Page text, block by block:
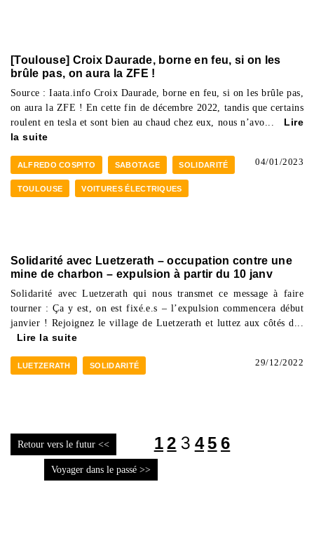
[Toulouse] Croix Daurade, borne en feu, si on les
brûle pas, on aura la ZFE !
Source : Iaata.info Croix Daurade, borne en feu, si on les brûle pas,
on aura la ZFE ! En cette fin de décembre 2022, tandis que certains
roulent en tesla et sont bien au chaud chez eux, nous n’avo... Lire
la suite
04/01/2023
ALFREDO COSPITO SABOTAGE SOLIDARITÉ
TOULOUSE VOITURES ÉLECTRIQUES
Solidarité avec Luetzerath – occupation contre une
mine de charbon – expulsion à partir du 10 janv
Solidarité avec Luetzerath qui nous transmet ce message à faire
tourner : Ça y est, on est fixé.e.s – l’expulsion commencera début
janvier ! Rejoignez le village de Luetzerath et luttez aux côtés d...
Lire la suite
29/12/2022
LUETZERATH SOLIDARITÉ
Retour vers le futur << 12 3 45 6
Voyager dans le passé >>